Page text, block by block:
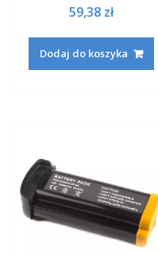
59,38 zł
Dodaj do koszyka